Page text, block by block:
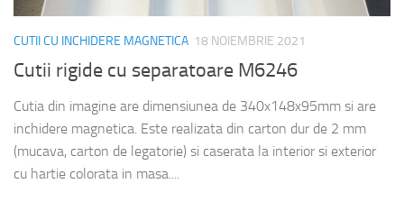
CUTII CU INCHIDERE MAGNETICA 18 NOIEMBRIE 2021
Cutii rigide cu separatoare M6246
Cutia din imagine are dimensiunea de 340x148x95mm si are
inchidere magnetica. Este realizata din carton dur de 2 mm
(mucava, carton de legatorie) si caserata la interior si exterior
cu hartie colorata in masa....